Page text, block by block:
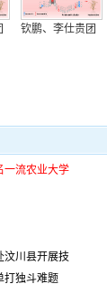
钦鹏、李仕贵团
一流农业大学
汶川县开展技
打独斗难题